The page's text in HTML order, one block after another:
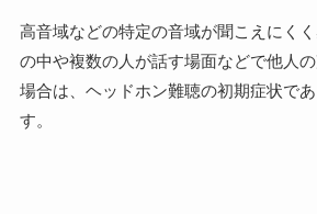
高音域などの特定の音域が聞こえにく
の中や複数の人が話す場面などで他人
場合は、ヘッドホン難聴の初期症状で
す。